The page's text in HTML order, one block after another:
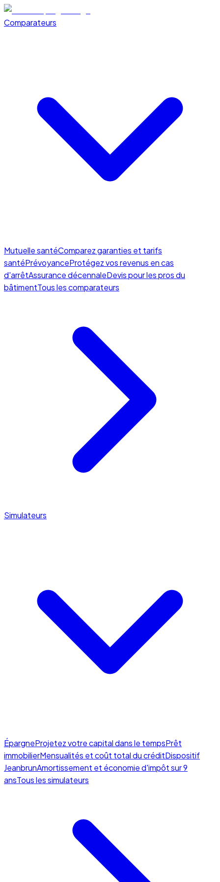
Comparateurs
Mutuelle santéComparez garanties et tarifs
santéPrévoyanceProtégez vos revenus en cas
d'arrêtAssurance décennaleDevis pour les pros du
bâtimentTous les comparateurs
Simulateurs
ÉpargneProjetez votre capital dans le tempsPrêt
immobilierMensualités et coût total du créditDispositif
JeanbrunAmortissement et économie d'impôt sur 9
ansTous les simulateurs